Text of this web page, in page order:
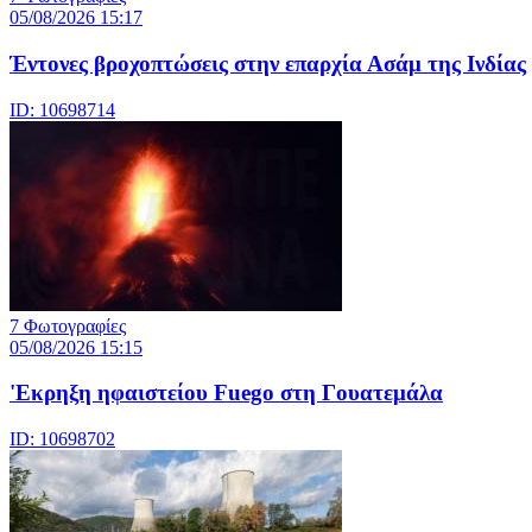
05/08/2026 15:17
Έντονες βροχοπτώσεις στην επαρχία Ασάμ της Ινδίας
ID: 10698714
7 Φωτογραφίες
05/08/2026 15:15
'Εκρηξη ηφαιστείου Fuego στη Γουατεμάλα
ID: 10698702